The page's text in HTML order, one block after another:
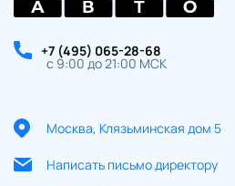
+7 (495) 065-28-68
с 9:00 до 21:00 МСК
Москва, Клязьминская дом 5
Написать письмо директору